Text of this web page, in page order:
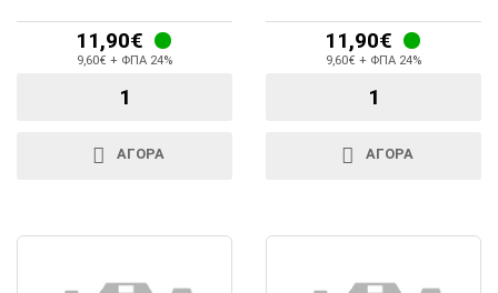
11,90€
9,60€ + ΦΠΑ 24%
ΑΓΟΡΑ
11,90€
9,60€ + ΦΠΑ 24%
ΑΓΟΡΑ